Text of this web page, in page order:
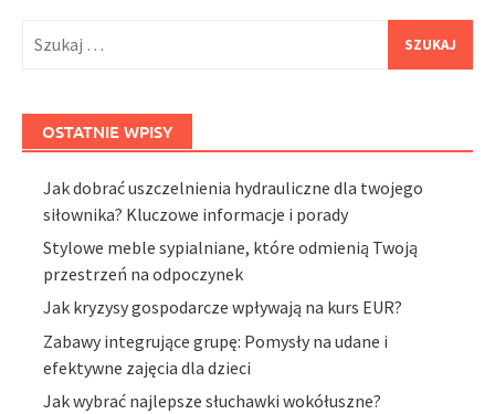
OSTATNIE WPISY
Jak dobrać uszczelnienia hydrauliczne dla twojego
siłownika? Kluczowe informacje i porady
Stylowe meble sypialniane, które odmienią Twoją
przestrzeń na odpoczynek
Jak kryzysy gospodarcze wpływają na kurs EUR?
Zabawy integrujące grupę: Pomysły na udane i
efektywne zajęcia dla dzieci
Jak wybrać najlepsze słuchawki wokółuszne?